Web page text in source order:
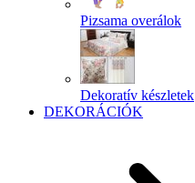
Pizsama overálok
Dekoratív készletek
DEKORÁCIÓK